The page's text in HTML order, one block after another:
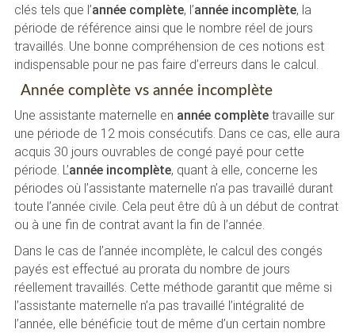
clés tels que l’année complète, l’année incomplète, la
période de référence ainsi que le nombre réel de jours
travaillés. Une bonne compréhension de ces notions est
indispensable pour ne pas faire d’erreurs dans le calcul.
Année complète vs année incomplète
Une assistante maternelle en année complètetravaille sur
une période de 12 mois consécutifs. Dans ce cas, elle aura
acquis 30 jours ouvrables de congé payé pour cette
période. L’année incomplète, quant à elle, concerne les
périodes où l’assistante maternelle n’a pas travaillé durant
toute l’année civile. Cela peut être dû à un début de contrat
ou à une fin de contrat avant la fin de l’année.
Dans le cas de l’année incomplète, le calcul des congés
payés est effectué au prorata du nombre de jours
réellement travaillés. Cette méthode garantit que même si
l’assistante maternelle n’a pas travaillé l’intégralité de
l’année, elle bénéficie tout de même d’un certain nombre